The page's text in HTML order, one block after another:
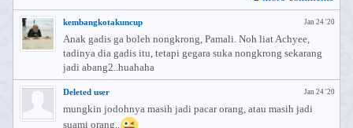
Jan 24 '20
kembangkotakuncup
Anak gadis ga boleh nongkrong, Pamali. Noh liat Achyee,
tadinya dia gadis itu, tetapi gegara suka nongkrong sekarang
jadi abang2..huahaha
Jan 24 '20
Deleted user
mungkin jodohnya masih jadi pacar orang, atau masih jadi
suami orang..